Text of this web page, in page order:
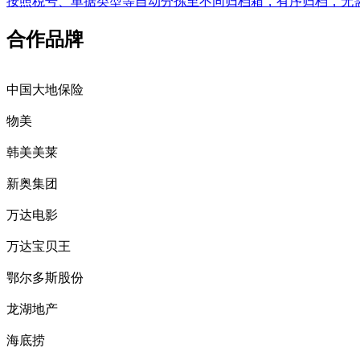
合作品牌
中国大地保险
物美
韩美美莱
新奥集团
万达电影
万达宝贝王
鄂尔多斯股份
龙湖地产
海底捞